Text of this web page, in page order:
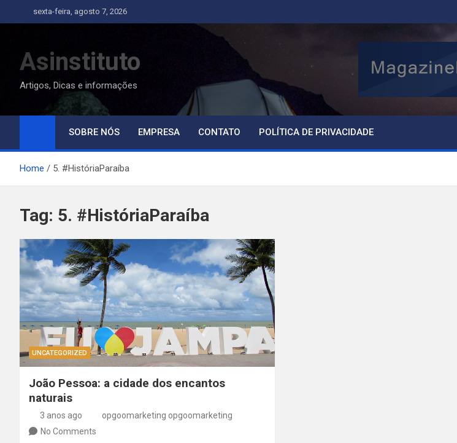
to
sexta-feira, agosto 7, 2026
Asinstituto
Artigos, Dicas e informações
SOBRE NÓS EMPRESA CONTATO POLÍTICA DE PRIVACIDADE
Home 5. #HistóriaParaíba
Tag: 5. #HistóriaParaíba
UNCATEGORIZED
João Pessoa: a cidade dos encantos
naturais
3 anos ago
opgoomarketing opgoomarketing
No Comments